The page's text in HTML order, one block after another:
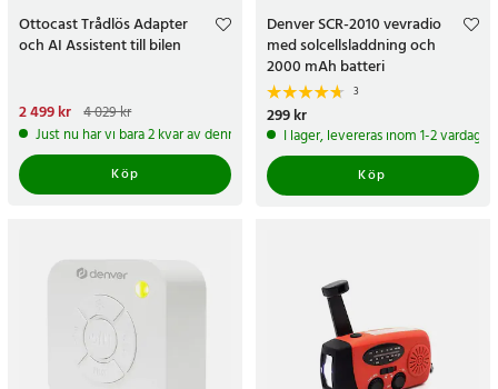
Ottocast Trådlös Adapter
och AI Assistent till bilen
Nuvarande pris:
2 499 krTidigare pris:4 029 kr
2 499 kr 4 029 kr
Just nu har vi bara 2 kvar av denna produkt
Köp
Denver SCR-2010 vevradio
med solcellsladdning och
2000 mAh batteri
3
Pris:299 kr
299 kr
I lager, levereras inom 1-2 vardagar
Köp